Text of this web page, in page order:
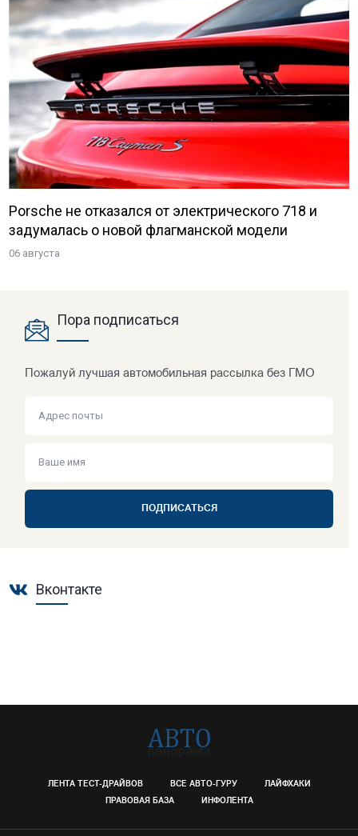
Porsche не отказался от электрического 718 и
задумалась о новой флагманской модели
06 августа
Пора подписаться
Пожалуй лучшая автомобильная рассылка без ГМО
ПОДПИСАТЬСЯ
Вконтакте
ЛЕНТА ТЕСТ-ДРАЙВОВ ВСЕ АВТО-ГУРУ
ЛАЙФХАКИ
ПРАВОВАЯ БАЗА
ИНФОЛЕНТА